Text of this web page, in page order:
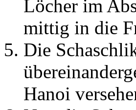
Löcher im
mittig in die
Die
Hanoi